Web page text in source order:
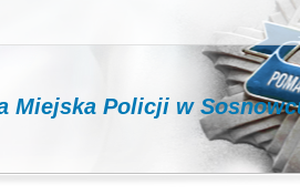
Miejska Policji w